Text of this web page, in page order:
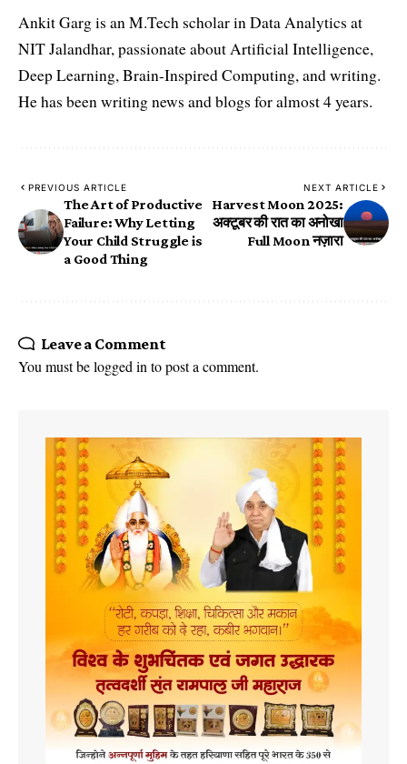
Ankit Garg is an M.Tech scholar in Data Analytics at
NIT Jalandhar, passionate about Artificial Intelligence,
Deep Learning, Brain-Inspired Computing, and writing.
He has been writing news and blogs for almost 4 years.
PREVIOUS ARTICLE
The Art of Productive
Failure: Why Letting
Your Child Struggle is
a Good Thing
NEXT ARTICLE
Harvest Moon 2025:
अक्टूबर की रात का अनोखा
Full Moon नज़ारा
Leave a Comment
You must belogged in to post a comment.